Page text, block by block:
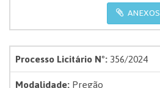
ANEXOS
Processo Licitário Nº:356/2024